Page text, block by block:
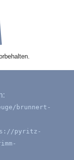
brunnert-
pyritz-